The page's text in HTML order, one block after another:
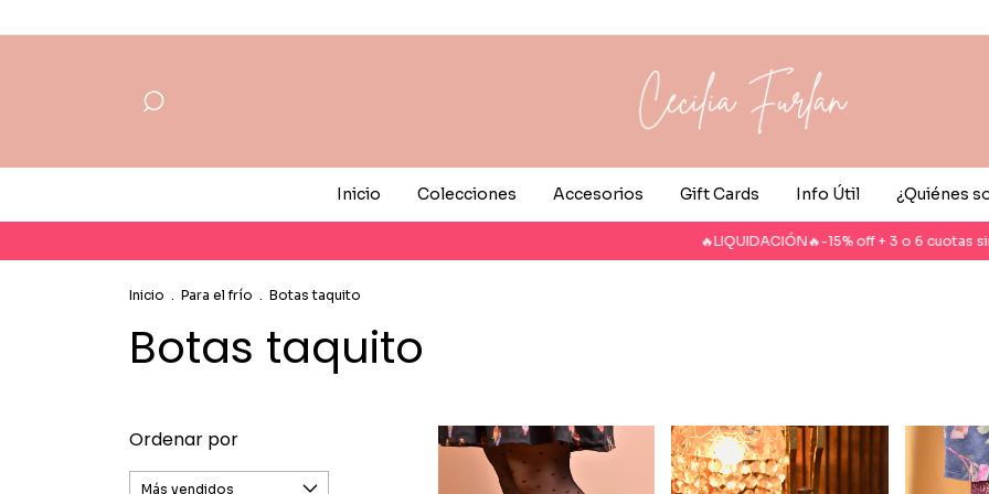
Inicio Colecciones Accesorios Gift Cards Info Útil ¿Quiénes
🔥LIQUIDACIÓN🔥-15% off + 3 o 6 cuotas sin
Inicio . Para el frío . Botas taquito
Botas taquito
Ordenar por